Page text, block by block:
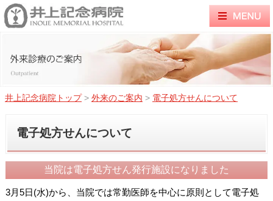
井上記念病院トップ > 外来のご案内 > 電子処方せんについて
電子処方せんについて
当院は電子処方せん発行施設になりました
3月5日(水)から、当院では常勤医師を中心に原則として電子処